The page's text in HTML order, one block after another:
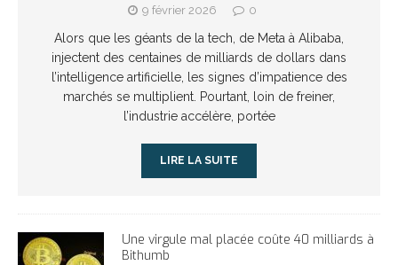
9 février 2026 0
Alors que les géants de la tech, de Meta à Alibaba,
injectent des centaines de milliards de dollars dans
l’intelligence artificielle, les signes d’impatience des
marchés se multiplient. Pourtant, loin de freiner,
l’industrie accélère, portée
LIRE LA SUITE
Une virgule mal placée coûte 40 milliards à
Bithumb